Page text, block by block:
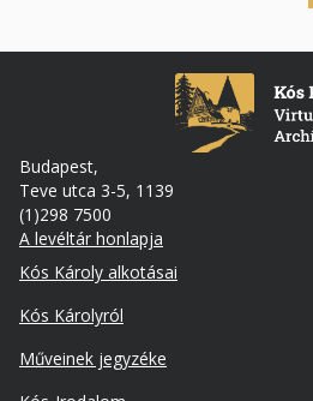
Budapest,
Teve utca 3-5, 1139
(1)298 7500
A levéltár honlapja
Footer
Kós Károly alkotásai
Kós Károlyról
Műveinek jegyzéke